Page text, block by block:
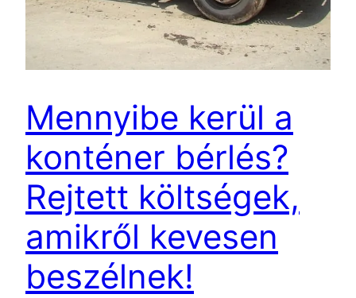
Mennyibe kerül a
konténer bérlés?
Rejtett költségek,
amikről kevesen
beszélnek!